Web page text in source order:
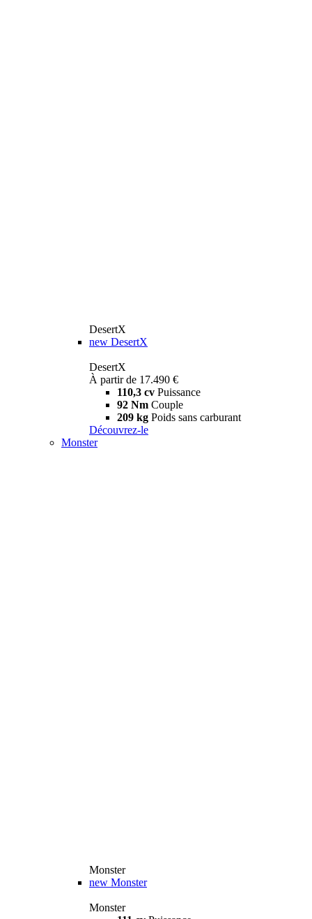
DesertX
new DesertX
DesertX
À partir de 17.490 €
110,3 cv Puissance
92 Nm Couple
209 kg Poids sans carburant
Découvrez-le
Monster
Monster
new Monster
Monster